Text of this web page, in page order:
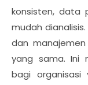
konsisten, data
mudah
dan
yang sama. Ini
bagi organisasi